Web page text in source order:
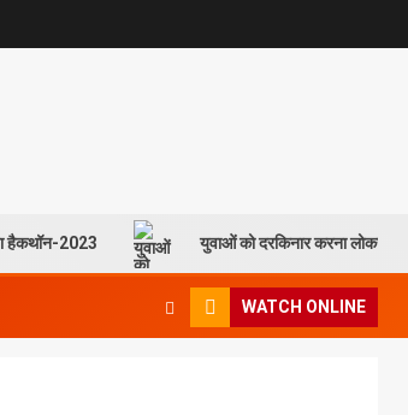
हैकथॉन-2023 युवाओं को दरकिनार करना लोकसभा
WATCH ONLINE